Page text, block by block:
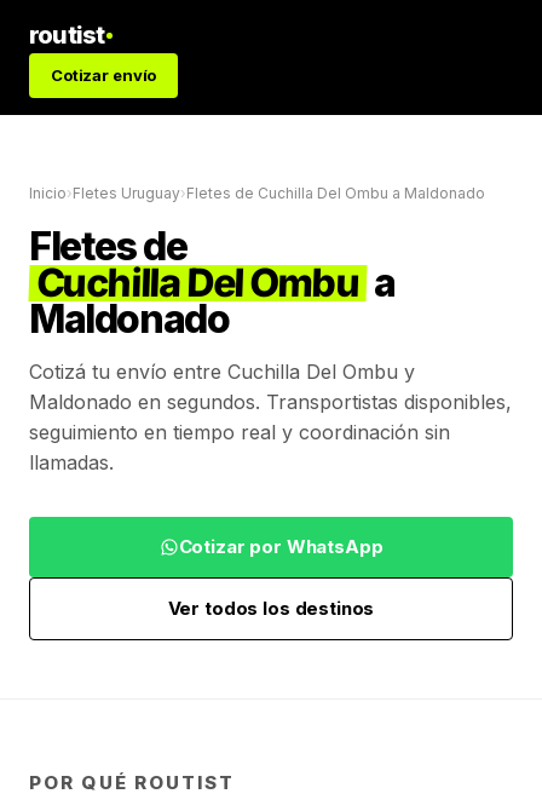
routist
Cotizar envío
Inicio›Fletes Uruguay›Fletes de Cuchilla Del Ombu a Maldonado
Fletes de
Cuchilla Del Ombu a
Maldonado
Cotizá tu envío entre Cuchilla Del Ombu y
Maldonado en segundos. Transportistas disponibles,
seguimiento en tiempo real y coordinación sin
llamadas.
Cotizar por WhatsApp
Ver todos los destinos
POR QUÉ ROUTIST